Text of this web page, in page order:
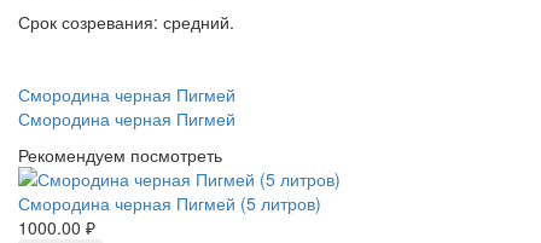
Срок созревания: средний.
Смородина черная Пигмей
Смородина черная Пигмей
Рекомендуем посмотреть
Смородина черная Пигмей (5 литров)
1000.00 ₽